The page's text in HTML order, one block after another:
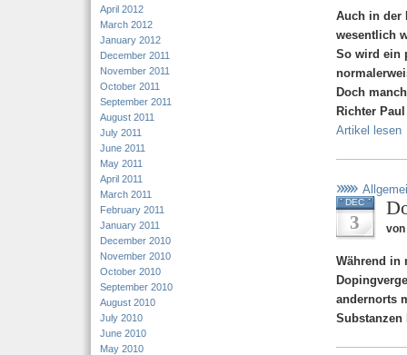
April 2012
March 2012
January 2012
December 2011
November 2011
October 2011
September 2011
August 2011
July 2011
June 2011
May 2011
April 2011
March 2011
February 2011
January 2011
December 2010
November 2010
October 2010
September 2010
August 2010
July 2010
June 2010
May 2010
Auch in der
wesentlich
So wird ein
Doch
Richter
Artikel lesen
DEC
3 von
Während in
andernorts